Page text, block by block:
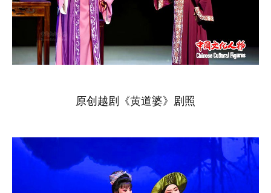
原创越剧《黄道婆》剧照